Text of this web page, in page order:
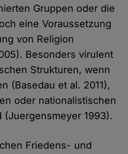
Gruppen oder die
eine Voraussetzung
von Religion
Besonders virulent
Strukturen, wenn
(Basedau et al. 2011),
oder nationalistischen
1993).
Friedens- und